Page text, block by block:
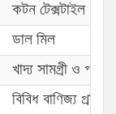
কটন টেক্সটাইল
ডাল মিল
খাদ্য সামগ্রী ও
বিবিধ বাণিজ্য